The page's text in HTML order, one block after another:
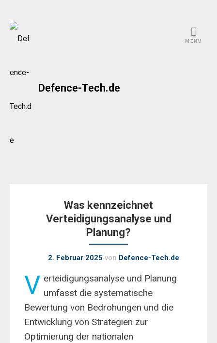
Skip
Defence-Tech.de
MENU
Was kennzeichnet
Verteidigungsanalyse und
Planung?
2. Februar 2025 von Defence-Tech.de
V erteidigungsanalyse und Planung
umfasst die systematische
Bewertung von Bedrohungen und die
Entwicklung von Strategien zur
Optimierung der nationalen